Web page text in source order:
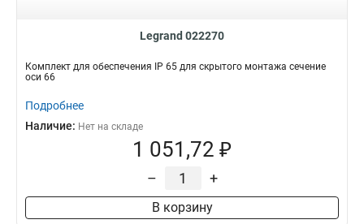
Legrand 022270
Комплект для обеспечения IP 65 для скрытого монтажа сечение
оси 66
Подробнее
Наличие: Нет на складе
1 051,72 ₽
– +
В корзину